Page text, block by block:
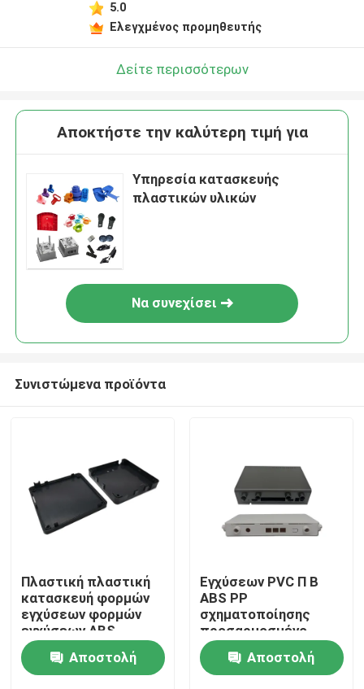
Σπίτι
Προϊόντα
5.0
Ελεγχμένος προμηθευτής
Δείτε περισσότερων
Αποκτήστε την καλύτερη τιμή για
Υπηρεσία κατασκευής
πλαστικών υλικών
Να συνεχίσει
Συνιστώμενα προϊόντα
Πλαστική πλαστική
κατασκευή φορμών
εγχύσεων φορμών
εγχύσεων ABS
εγχύσεων φορμών
προϊόντων διπλός-
χρώματος ακρίβειας
Αποστολή
Εγχύσεων PVC Π Β
ABS PP
σχηματοποίησης
προσαρμοσμένο
πλαστικά
εξαρτήματα
κοχυλιών POM
Αποστολή